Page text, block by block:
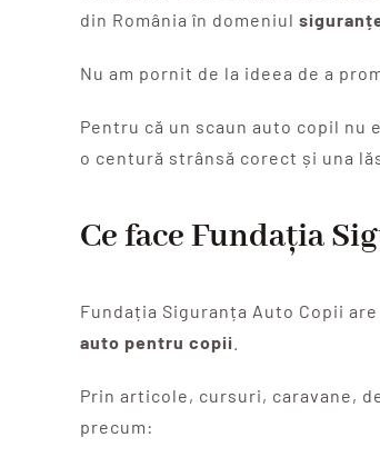
din România în domeniul
Nu am pornit de la ideea de a
Pentru că un scaun auto copil
o centură strânsă corect și una
Ce face Fundația
Fundația Siguranța Auto Copii
auto pentru copii
Prin articole, cursuri, caravane,
precum: